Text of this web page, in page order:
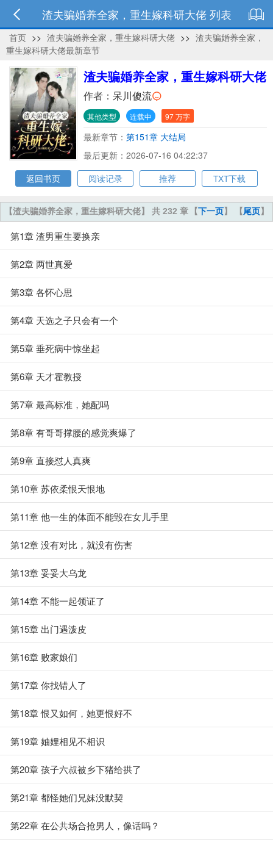
渣夫骗婚养全家，重生嫁科研大佬 列表
首页 >> 渣夫骗婚养全家，重生嫁科研大佬 >> 渣夫骗婚养全家，
重生嫁科研大佬最新章节
渣夫骗婚养全家，重生嫁科研大佬
作者： 呆川傻流
其他类型 连载中 97 万字
最新章节： 第151章 大结局
最后更新：2026-07-16 04:22:37
返回书页
阅读记录 推荐 TXT下载
【下一页】 【尾页】
【渣夫骗婚养全家，重生嫁科研大佬】 共 232 章
第1章 渣男重生要换亲
第2章 两世真爱
第3章 各怀心思
第4章 天选之子只会有一个
第5章 垂死病中惊坐起
第6章 天才霍教授
第7章 最高标准，她配吗
第8章 有哥哥撑腰的感觉爽爆了
第9章 直接怼人真爽
第10章 苏依柔恨天恨地
第11章 他一生的体面不能毁在女儿手里
第12章 没有对比，就没有伤害
第13章 妥妥大乌龙
第14章 不能一起领证了
第15章 出门遇泼皮
第16章 败家娘们
第17章 你找错人了
第18章 恨又如何，她更恨好不
第19章 妯娌相见不相识
第20章 孩子六叔被乡下猪给拱了
第21章 都怪她们兄妹没默契
第22章 在公共场合抢男人，像话吗？